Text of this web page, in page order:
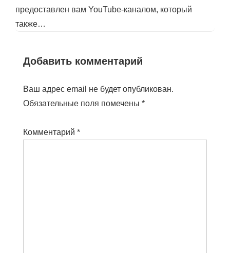
предоставлен вам YouTube-каналом, который
также…
Добавить комментарий
Ваш адрес email не будет опубликован.
Обязательные поля помечены *
Комментарий *